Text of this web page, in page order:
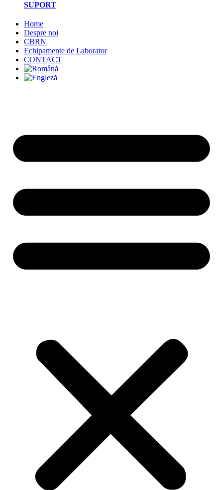
SUPORT
Home
Despre noi
CBRN
Echipamente de Laborator
CONTACT